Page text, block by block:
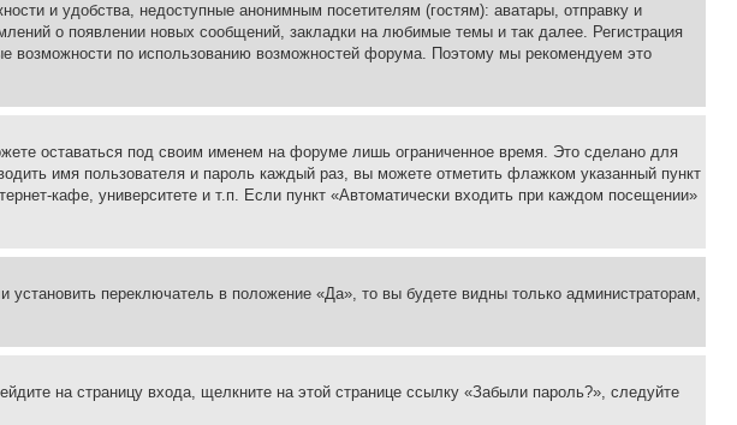
и удобства, недоступные анонимным посетителям (гостям): аватары, отправку и
о появлении новых сообщений, закладки на любимые темы и так далее. Регистрация
возможности по использованию возможностей форума. Поэтому мы рекомендуем это
оставаться под своим именем на форуме лишь ограниченное время. Это сделано для
имя пользователя и пароль каждый раз, вы можете отметить флажком указанный пункт
кафе, университете и т.п. Если пункт «Автоматически входить при каждом посещении»
переключатель в положение «Да», то вы будете видны только администраторам,
на страницу входа, щелкните на этой странице ссылку «Забыли пароль?», следуйте